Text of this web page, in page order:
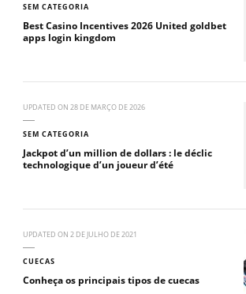
SEM CATEGORIA
Best Casino Incentives 2026 United goldbet
apps login kingdom
UPDATED ON 28 DE MARÇO DE 2026
SEM CATEGORIA
Jackpot d’un million de dollars : le déclic
technologique d’un joueur d’été
UPDATED ON 2 DE JULHO DE 2021
CUECAS
Conheça os principais tipos de cuecas